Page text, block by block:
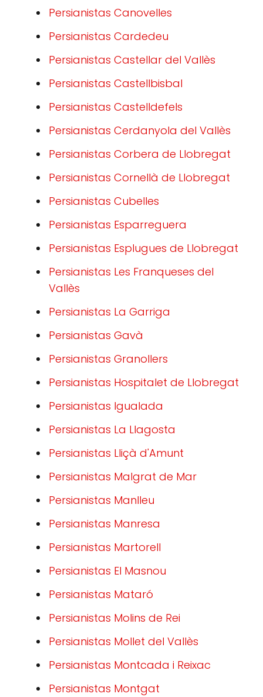
Persianistas Canovelles
Persianistas Cardedeu
Persianistas Castellar del Vallès
Persianistas Castellbisbal
Persianistas Castelldefels
Persianistas Cerdanyola del Vallès
Persianistas Corbera de Llobregat
Persianistas Cornellà de Llobregat
Persianistas Cubelles
Persianistas Esparreguera
Persianistas Esplugues de Llobregat
Persianistas Les Franqueses del
Vallès
Persianistas La Garriga
Persianistas Gavà
Persianistas Granollers
Persianistas Hospitalet de Llobregat
Persianistas Igualada
Persianistas La Llagosta
Persianistas Lliçà d'Amunt
Persianistas Malgrat de Mar
Persianistas Manlleu
Persianistas Manresa
Persianistas Martorell
Persianistas El Masnou
Persianistas Mataró
Persianistas Molins de Rei
Persianistas Mollet del Vallès
Persianistas Montcada i Reixac
Persianistas Montgat